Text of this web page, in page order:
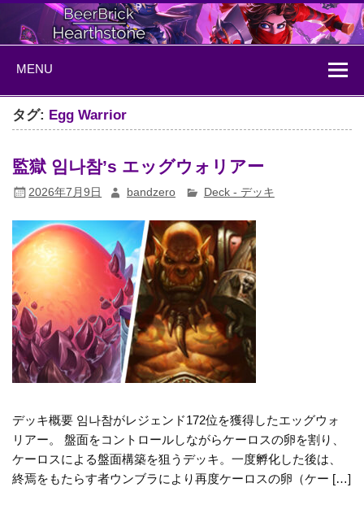
Skip
content
BeerBrick
Hearthstone
MENU
タグ: Egg Warrior
監獄 임나참’s エッグウォリアー
2026年7月9日 bandzero Deck - デッキ
デッキ概要 임나참がレジェンド172位を獲得したエッグウォ
リアー。 盤面をコントロールしながらケーロスの卵を割り、
ケーロスによる盤面構築を狙うデッキ。一度孵化した後は、
終焉をもたらす者ウンブラにより再度ケーロスの卵（ケー […]